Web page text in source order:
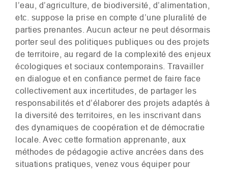
l’eau, d’agriculture, de biodiversité, d’alimentation,
etc. suppose la prise en compte d’une pluralité de
parties prenantes. Aucun acteur ne peut désormais
porter seul des politiques publiques ou des projets
de territoire, au regard de la complexité des enjeux
écologiques et sociaux contemporains. Travailler
en dialogue et en confiance permet de faire face
collectivement aux incertitudes, de partager les
responsabilités et d’élaborer des projets adaptés à
la diversité des territoires, en les inscrivant dans
des dynamiques de coopération et de démocratie
locale. Avec cette formation apprenante, aux
méthodes de pédagogie active ancrées dans des
situations pratiques, venez vous équiper pour